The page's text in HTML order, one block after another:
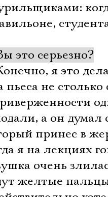
это серьезно?
я это
пьеса не
а он думал
принес в
я на лекциях
очень
желтые